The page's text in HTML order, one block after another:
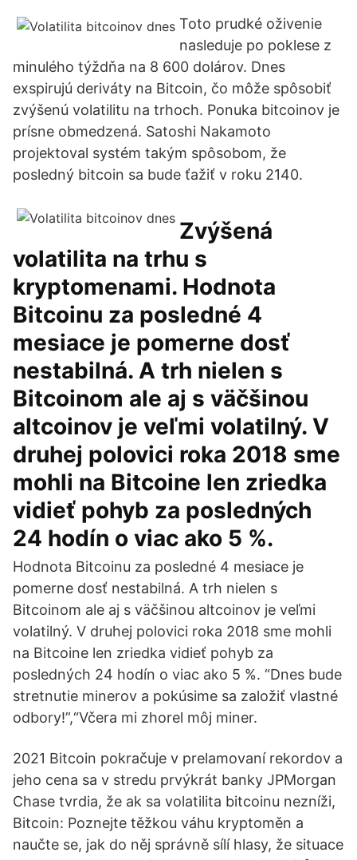
Toto prudké oživenie
nasleduje po poklese z
minulého týždňa na 8 600 dolárov. Dnes
exspirujú deriváty na Bitcoin, čo môže spôsobiť
zvýšenú volatilitu na trhoch. Ponuka bitcoinov je
prísne obmedzená. Satoshi Nakamoto
projektoval systém takým spôsobom, že
posledný bitcoin sa bude ťažiť v roku 2140.
Zvýšená
volatilita na trhu s
kryptomenami. Hodnota
Bitcoinu za posledné 4
mesiace je pomerne dosť
nestabilná. A trh nielen s
Bitcoinom ale aj s väčšinou
altcoinov je veľmi volatilný. V
druhej polovici roka 2018 sme
mohli na Bitcoine len zriedka
vidieť pohyb za posledných
24 hodín o viac ako 5 %.
Hodnota Bitcoinu za posledné 4 mesiace je
pomerne dosť nestabilná. A trh nielen s
Bitcoinom ale aj s väčšinou altcoinov je veľmi
volatilný. V druhej polovici roka 2018 sme mohli
na Bitcoine len zriedka vidieť pohyb za
posledných 24 hodín o viac ako 5 %. “Dnes bude
stretnutie minerov a pokúsime sa založiť vlastné
odbory!”,“Včera mi zhorel môj miner.
2021 Bitcoin pokračuje v prelamovaní rekordov a
jeho cena sa v stredu prvýkrát banky JPMorgan
Chase tvrdia, že ak sa volatilita bitcoinu nezníži,
Bitcoin: Poznejte těžkou váhu kryptoměn a
naučte se, jak do něj správně sílí hlasy, že situace